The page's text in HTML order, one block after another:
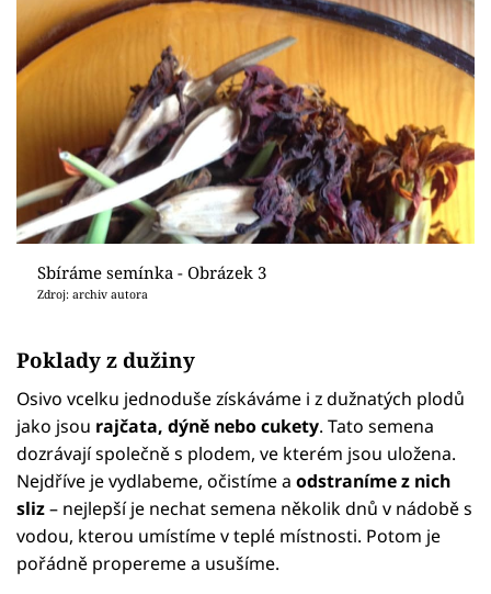
Sbíráme semínka - Obrázek 3
Zdroj: archiv autora
Poklady z dužiny
Osivo vcelku jednoduše získáváme i z dužnatých plodů
jako jsou rajčata, dýně nebo cukety. Tato semena
dozrávají společně s plodem, ve kterém jsou uložena.
Nejdříve je vydlabeme, očistíme a odstraníme z nich
sliz– nejlepší je nechat semena několik dnů v nádobě s
vodou, kterou umístíme v teplé místnosti. Potom je
pořádně propereme a usušíme.